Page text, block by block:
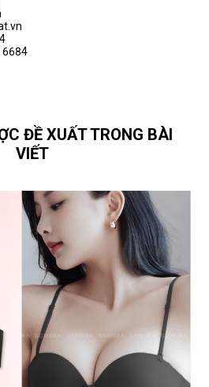
6684
ĐỀ XUẤT TRONG BÀI
VIẾT